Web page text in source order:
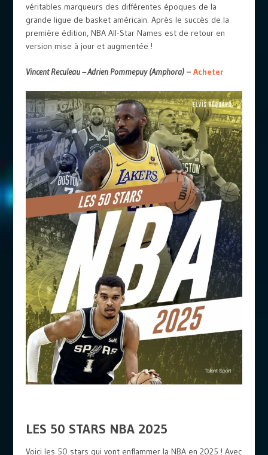
véritables marqueurs des différentes époques de la
grande ligue de basket américain. Après le succès de la
première édition, NBA All-Star Names est de retour en
version mise à jour et augmentée !
Vincent Reculeau – Adrien Pommepuy (Amphora)– Acheter
LES 50 STARS NBA 2025
Voici les 50 stars qui vont enflammer la NBA en 2025 ! Avec